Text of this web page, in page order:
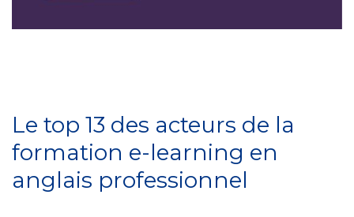
Le top 13 des acteurs de la
formation e-learning en
anglais professionnel